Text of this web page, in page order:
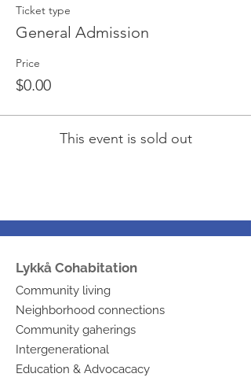
Ticket type
General Admission
Price
$0.00
This event is sold out
Lykkå Cohabitation
Community living
Neighborhood connections
Community gaherings
Intergenerational
Education & Advocacacy